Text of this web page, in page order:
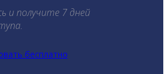
и получите 7 дней
бесплатно